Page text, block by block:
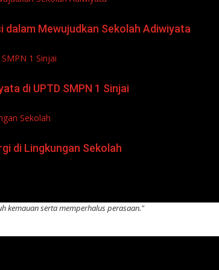
dalam Mewujudkan Sekolah Adiwiyata
1 Sinjai
di UPTD SMPN 1 Sinjai
Sekolah
di Lingkungan Sekolah
kemauan serta memperhalus perasaan."